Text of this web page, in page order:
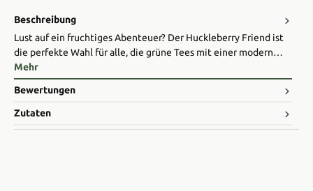
Beschreibung
Lust auf ein fruchtiges Abenteuer? Der Huckleberry Friend ist
die perfekte Wahl für alle, die grüne Tees mit einer modern…
Mehr
Bewertungen
Zutaten